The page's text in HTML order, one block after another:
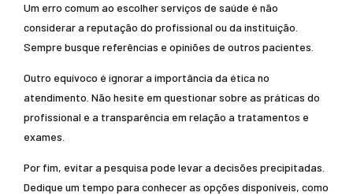
Um erro comum ao escolher serviços de saúde é não
considerar a reputação do profissional ou da instituição.
Sempre busque referências e opiniões de outros pacientes.
Outro equívoco é ignorar a importância da ética no
atendimento. Não hesite em questionar sobre as práticas do
profissional e a transparência em relação a tratamentos e
exames.
Por fim, evitar a pesquisa pode levar a decisões precipitadas.
Dedique um tempo para conhecer as opções disponíveis, como